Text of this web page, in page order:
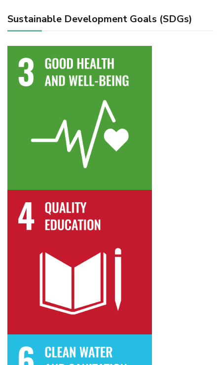
Sustainable Development Goals (SDGs)